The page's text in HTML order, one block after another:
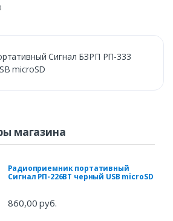
Сигнал БЗРП РП-333
microSD
магазина
Радиоприемник портативный
Сигнал РП-226BT черный USB microSD
860,00 руб.